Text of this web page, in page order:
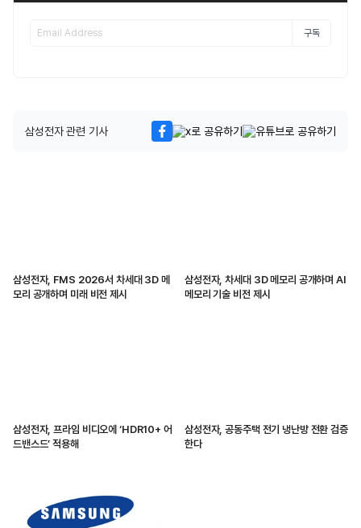
구독
삼성전자 관련 기사
삼성전자, FMS 2026서 차세대 3D 메
모리 공개하며 미래 비전 제시
삼성전자, 차세대 3D 메모리 공개하며 AI
메모리 기술 비전 제시
삼성전자, 프라임 비디오에 ‘HDR10+ 어
드밴스드’ 적용해
삼성전자, 공동주택 전기 냉난방 전환 검증
한다